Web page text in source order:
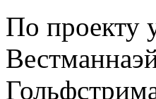
По проекту